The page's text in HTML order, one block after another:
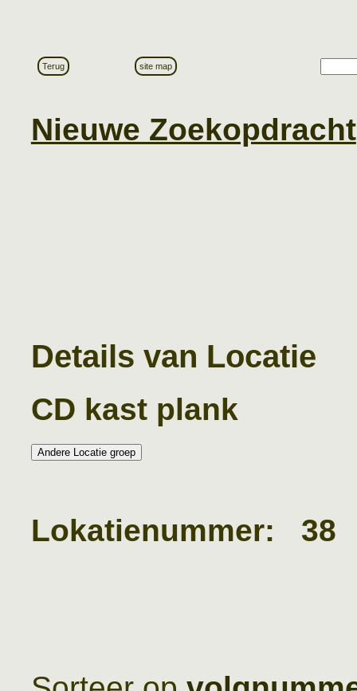
Terug site map
Nieuwe Zoekopdracht
Details van Locatie
CD kast plank
Lokatienummer: 38